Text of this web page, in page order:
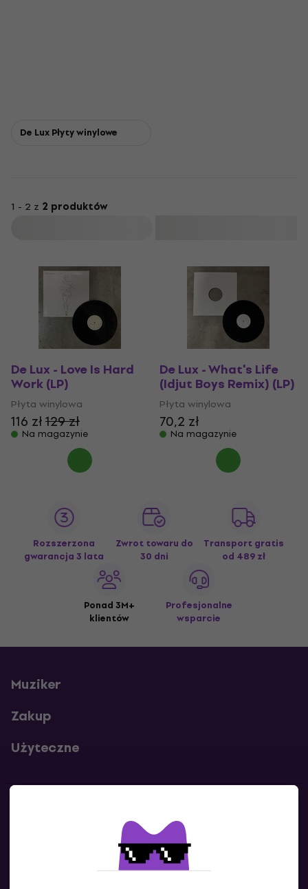
De Lux Płyty winylowe
1 - 2 z 2 produktów
De Lux - Love Is Hard
Work (LP)
Płyta winylowa
116 zł129 zł
Na magazynie
De Lux - What's Life
(Idjut Boys Remix) (LP)
Płyta winylowa
70,2 zł
Na magazynie
Rozszerzona
gwarancja 3 lata
Zwrot towaru do
30 dni
Transport gratis
od 489 zł
Ponad 3M+
klientów
Profesjonalne
wsparcie
Muziker
Zakup
Użyteczne
Skontaktuj się z nami